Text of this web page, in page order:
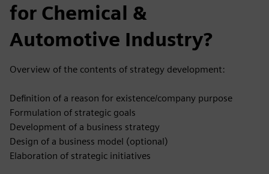
for Chemical &
Automotive Industry?
Overview of the contents of strategy development:
Definition of a reason for existence/company purpose
Formulation of strategic goals
Development of a business strategy
Design of a business model (optional)
Elaboration of strategic initiatives